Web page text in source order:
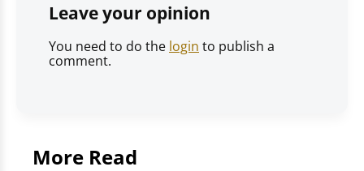
Leave your opinion
You need to do the login to publish a
comment.
More Read